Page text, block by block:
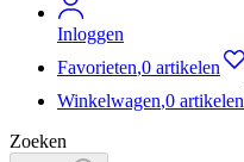
Inloggen
Favorieten,0 artikelen
Winkelwagen,0 artikelen
Zoeken